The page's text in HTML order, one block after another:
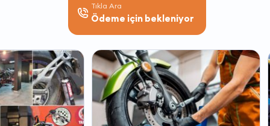
Tıkla Ara
Ödeme için bekleniyor